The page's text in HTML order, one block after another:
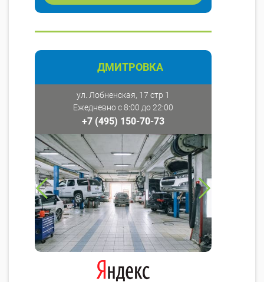
ДМИТРОВКА
ул. Лобненская, 17 стр 1
Ежедневно с 8:00 до 22:00
+7 (495) 150-70-73